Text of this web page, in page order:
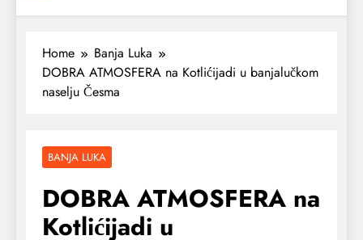
Home
Banja Luka
DOBRA ATMOSFERA na Kotlićijadi u banjalučkom
naselju Česma
BANJA LUKA
DOBRA ATMOSFERA na
Kotlićijadi u